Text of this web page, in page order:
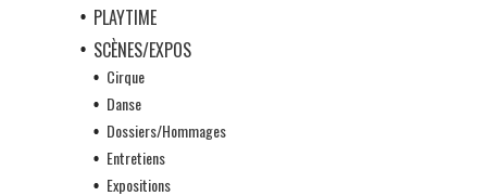
PLAYTIME
SCÈNES/EXPOS
Cirque
Danse
Dossiers/Hommages
Entretiens
Expositions